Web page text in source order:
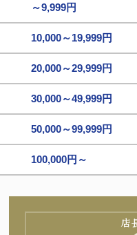
～9,999円
10,000～19,999円
20,000～29,999円
30,000～49,999円
50,000～99,999円
100,000円～